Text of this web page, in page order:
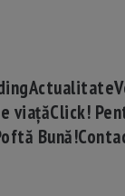
Actualitate
viațăClick!
Bună!